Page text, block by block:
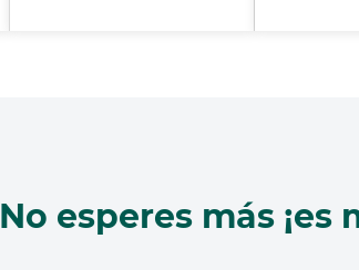
No esperes más ¡es